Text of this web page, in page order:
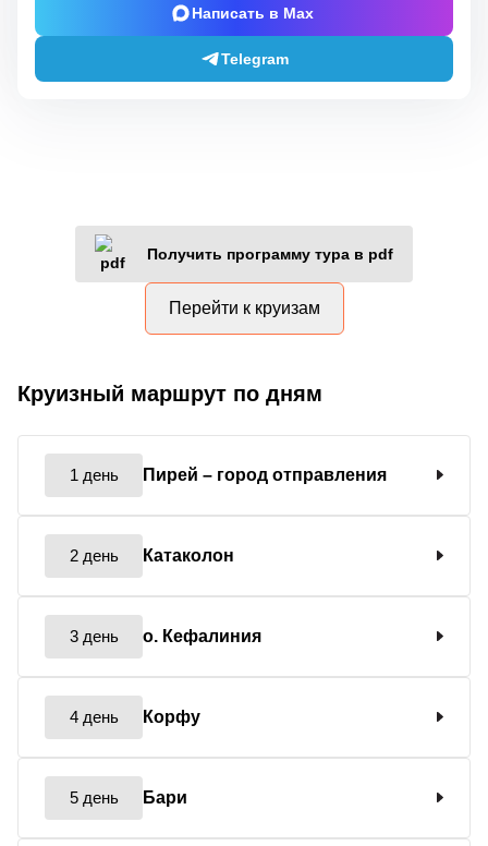
Написать в Max
Telegram
Получить программу тура в pdf
Перейти к круизам
Круизный маршрут по дням
1 день Пирей – город отправления
2 день Катаколон
3 день о. Кефалиния
4 день Корфу
5 день Бари